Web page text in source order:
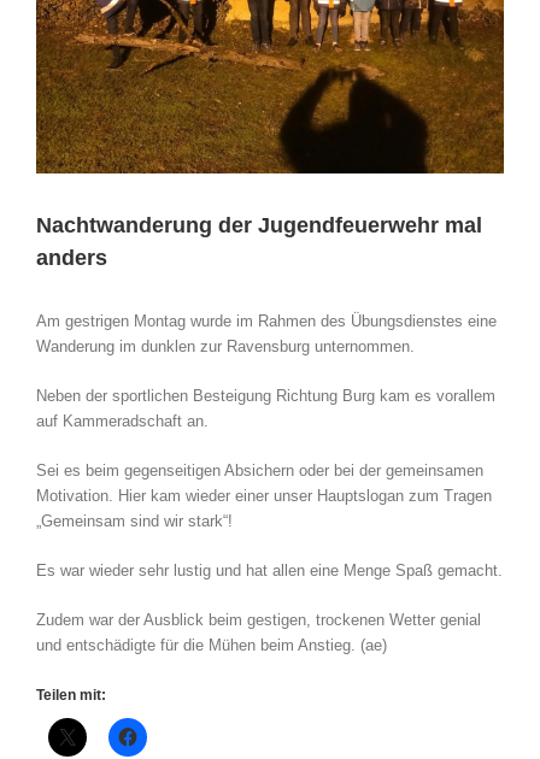
Nachtwanderung der Jugendfeuerwehr mal
anders
Am gestrigen Montag wurde im Rahmen des Übungsdienstes eine
Wanderung im dunklen zur Ravensburg unternommen.
Neben der sportlichen Besteigung Richtung Burg kam es vorallem
auf Kammeradschaft an.
Sei es beim gegenseitigen Absichern oder bei der gemeinsamen
Motivation. Hier kam wieder einer unser Hauptslogan zum Tragen
„Gemeinsam sind wir stark“!
Es war wieder sehr lustig und hat allen eine Menge Spaß gemacht.
Zudem war der Ausblick beim gestigen, trockenen Wetter genial
und entschädigte für die Mühen beim Anstieg. (ae)
Teilen mit: